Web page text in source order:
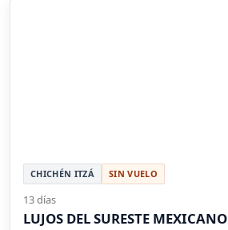
CHICHÉN ITZÁ SIN VUELO
13 días
LUJOS DEL SURESTE MEXICANO